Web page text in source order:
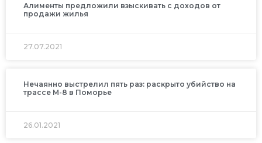
Алименты предложили взыскивать с доходов от
продажи жилья
27.07.2021
Нечаянно выстрелил пять раз: раскрыто убийство на
трассе М-8 в Поморье
26.01.2021